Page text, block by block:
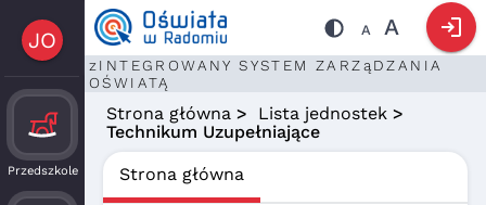
JO
Przedszkole
A A login
zINTEGROWANY SYSTEM ZARZąDZANIA
OŚWIATĄ
Strona główna> Lista jednostek>
Technikum Uzupełniające
Strona główna